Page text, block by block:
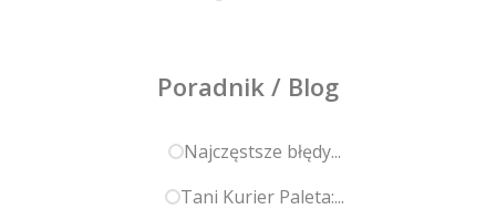
Poradnik / Blog
Najczęstsze błędy...
Tani Kurier Paleta:...